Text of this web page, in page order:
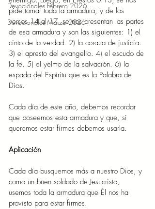
Devocionales Febrero 2026
Devocionales Marzo 2026
pide tomar toda la armadura, y de los
versos 14 al 17, se nos presentan las partes
de esa armadura y son las siguientes: 1) el
cinto de la verdad. 2) la coraza de justicia.
3) el apresto del evangelio. 4) el escudo de
la fe. 5) el yelmo de la salvación. 6) la
espada del Espíritu que es la Palabra de
Dios.
Cada día de este año, debemos recordar
que poseemos esta armadura y que, si
queremos estar firmes debemos usarla.
Aplicación
Cada día busquemos más a nuestro Dios, y
como un buen soldado de Jesucristo,
usemos toda la armadura que Él nos ha
provisto para estar firmes.